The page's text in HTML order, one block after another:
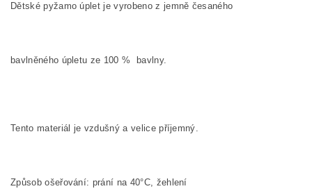
Dětské pyžamo úplet je vyrobeno z jemně česaného
bavlněného úpletu ze 100 % bavlny.
Tento materiál je vzdušný a velice příjemný.
Způsob ošeřování: prání na 40°C, žehlení